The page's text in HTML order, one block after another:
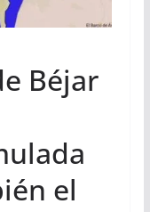
Béjar
el